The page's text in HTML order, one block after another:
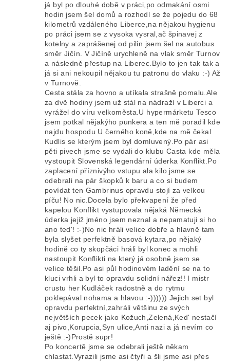
já byl po dlouhé době v práci,po odmakání osmi
hodin jsem šel domů a rozhodl se že pojedu do 68
kilometrů vzdáleného Liberce,na nějakou hygienu
po práci jsem se z vysoka vysral,ač špinavej z
kotelny a zaprášenej od pilin jsem šel na autobus
směr Jičín. V Jičíně urychleně na vlak směr Turnov
a následně přestup na Liberec.Bylo to jen tak tak a
já si ani nekoupil nějakou tu patronu do vlaku :-) Až
v Turnově.
Cesta stála za hovno a utíkala strašně pomalu.Ale
za dvě hodiny jsem už stál na nádraží v Liberci a
vyrážel do víru velkoměsta.U hypermárketu Tesco
jsem potkal nějakýho punkera a ten mě poradil kde
najdu hospodu U černého koně,kde na mě čekal
Kudlis se kterým jsem byl domluvený.Po pár asi
pěti pivech jsme se vydali do klubu Casta kde měla
vystoupit Slovenská legendární úderka Konflikt.Po
zaplacení příznivýho vstupu ala kilo jsme se
odebrali na pár škopků k baru a co si budem
povídat ten Gambrinus opravdu stojí za velkou
píču! No nic.Docela bylo překvapení že před
kapelou Konflikt vystupovala nějaká Německá
úderka jejiž jméno jsem neznal a nepamatuji si ho
ano ted'! :-)No nic hráli velice dobře a hlavně tam
byla slyšet perfektně basová kytara,po nějaký
hodině co ty skopčáci hráli byl konec a mohli
nastoupit Konflikti na který já osobně jsem se
velice těšil.Po asi půl hodinovém ladění se na to
kluci vrhli a byl to opravdu solidní nářez!! I mistr
crustu her Kudláček radostně a do rytmu
poklepával nohama a hlavou :-)))))) Jejich set byl
opravdu perfektní,zahráli většinu ze svých
největších pecek jako Kožuch,Zelená,Ked' nestačí
aj pivo,Korupcia,Syn ulice,Anti nazi a já nevím co
ještě :-)Prostě supr!
Po koncertě jsme se odebrali ještě někam
chlastat.Vyrazili jsme asi čtyři a šli jsme asi přes